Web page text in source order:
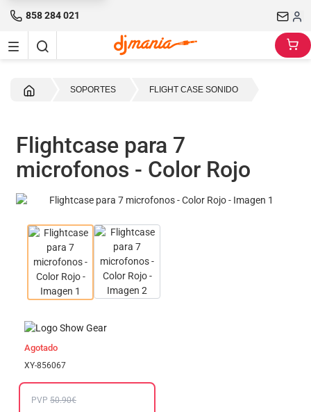
858 284 021
SOPORTES FLIGHT CASE SONIDO
Flightcase para 7
microfonos - Color Rojo
Agotado
XY-856067
PVP 50.90€